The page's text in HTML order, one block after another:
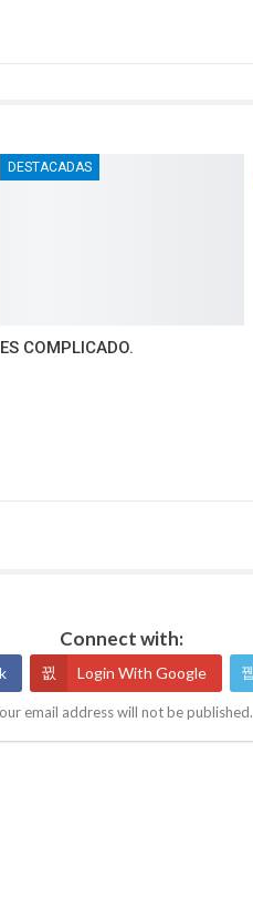
DESTACADAS
ES COMPLICADO.
Connect with:
Login With Google
email address will not be published.